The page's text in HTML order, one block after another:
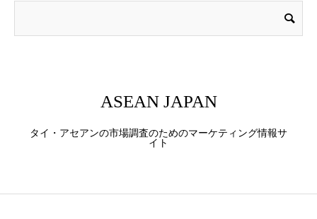
ASEAN JAPAN
タイ・アセアンの市場調査のためのマーケティング情報サ
イト